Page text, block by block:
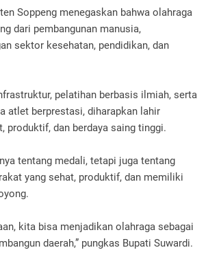
Soppeng menegaskan bahwa olahraga
dari pembangunan manusia,
sektor kesehatan, pendidikan, dan
pelatihan berbasis ilmiah, serta
atlet berprestasi, diharapkan lahir
produktif, dan berdaya saing tinggi.
tentang medali, tetapi juga tentang
yang sehat, produktif, dan memiliki
kita bisa menjadikan olahraga sebagai
daerah,” pungkas Bupati Suwardi.